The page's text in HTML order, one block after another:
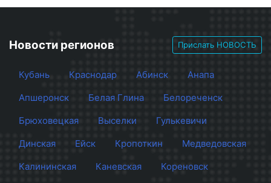
Новости регионов Прислать НОВОСТЬ
Кубань Краснодар Абинск
Анапа
Апшеронск
Белая Глина
Белореченск
Брюховецкая
Выселки
Гулькевичи
Динская
Ейск Кропоткин
Медведовская
Калининская
Каневская
Кореновск